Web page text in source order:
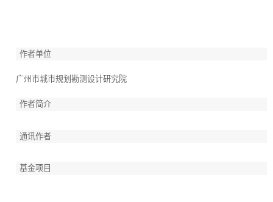
作者单位
广州市城市规划勘测设计研究院
作者简介
通讯作者
基金项目